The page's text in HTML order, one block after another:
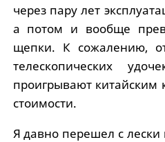
через пару лет
а потом и вообще
щепки. К сожалению,
телескопических
проигрывают китайским
стоимости.
Я давно перешел с